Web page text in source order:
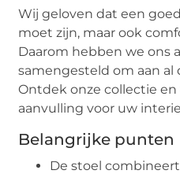
Wij geloven dat een
moet zijn, maar ook
Daarom hebben we ons
samengesteld om aan al
Ontdek onze collectie
aanvulling voor uw
Belangrijke punten
De stoel